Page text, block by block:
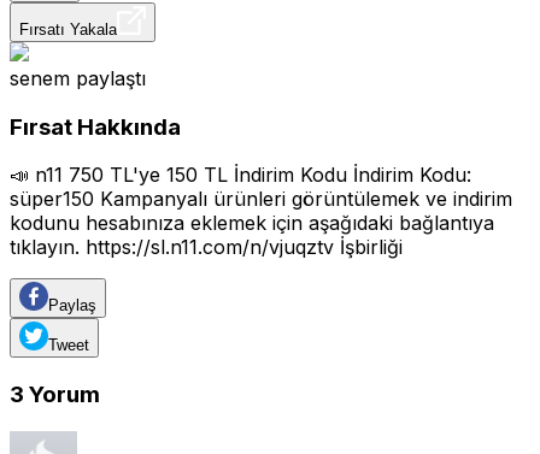
Fırsatı Yakala
senem paylaştı
Fırsat Hakkında
📣 n11 750 TL'ye 150 TL İndirim Kodu İndirim Kodu:
süper150 Kampanyalı ürünleri görüntülemek ve indirim
kodunu hesabınıza eklemek için aşağıdaki bağlantıya
tıklayın. https://sl.n11.com/n/vjuqztv İşbirliği
Paylaş
Tweet
3 Yorum